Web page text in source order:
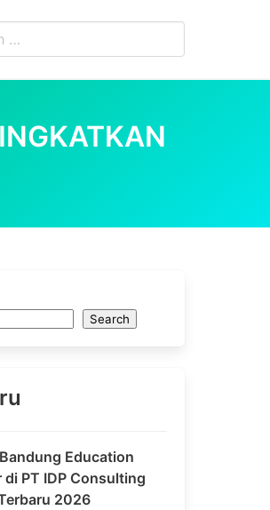
Search
Education
PT IDP Consulting
2026